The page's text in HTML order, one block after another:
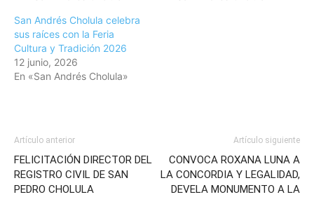
San Andrés Cholula celebra
sus raíces con la Feria
Cultura y Tradición 2026
12 junio, 2026
En «San Andrés Cholula»
Artículo anterior
FELICITACIÓN DIRECTOR DEL
REGISTRO CIVIL DE SAN
PEDRO CHOLULA
Artículo siguiente
CONVOCA ROXANA LUNA A
LA CONCORDIA Y LEGALIDAD,
DEVELA MONUMENTO A LA